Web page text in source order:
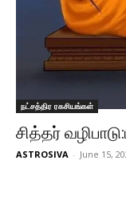
நட்சத்திர ரகசியங்கள்
சித்தர்
ASTROSIVA - June 15,